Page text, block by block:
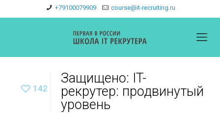
+79100079909 course@it-recruiting.ru
142
Защищено: IT-
рекрутер: продвинутый
уровень